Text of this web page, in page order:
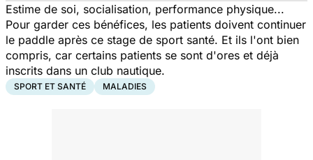
Estime de soi, socialisation, performance physique...
Pour garder ces bénéfices, les patients doivent continuer
le paddle après ce stage de sport santé. Et ils l'ont bien
compris, car certains patients se sont d'ores et déjà
inscrits dans un club nautique.
SPORT ET SANTÉ MALADIES